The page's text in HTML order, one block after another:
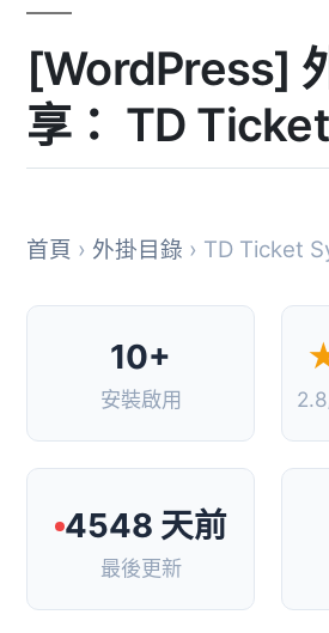
[WordPress]
享： TD
首頁 › 外掛目錄 › TD Ticket
10+
安裝啟用
4548 天前
最後更新